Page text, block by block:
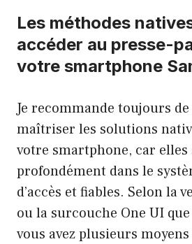
Les méthodes
accéder au presse-
votre smartphone
Je recommande toujours
maîtriser les solutions
votre smartphone, car
profondément dans le
d’accès et fiables. Selon la
ou la surcouche One UI
vous avez plusieurs moyens